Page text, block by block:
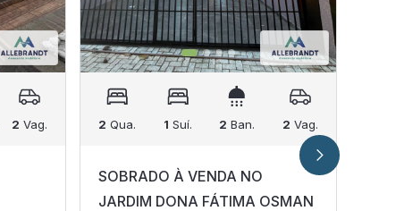
2 Vag. 2 Qua. 1 Suí. 2 Ban. 2 Vag.
SOBRADO À VENDA NO
JARDIM DONA FÁTIMA OSMAN